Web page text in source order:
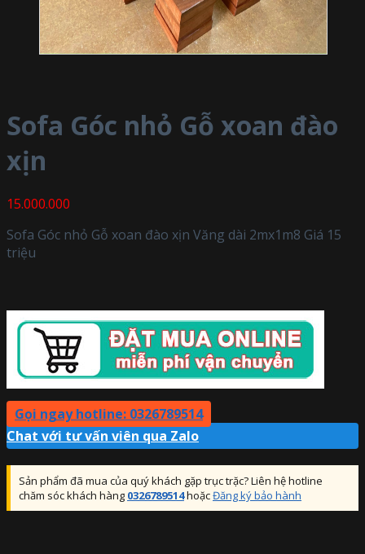
Sofa Góc nhỏ Gỗ xoan đào
xịn
15.000.000
Sofa Góc nhỏ Gỗ xoan đào xịn Văng dài 2mx1m8 Giá 15
triệu
Gọi ngay hotline: 0326789514
Chat với tư vấn viên qua Zalo
Sản phẩm đã mua của quý khách gặp trục trặc? Liên hệ hotline
chăm sóc khách hàng 0326789514hoặcĐăng ký bảo hành